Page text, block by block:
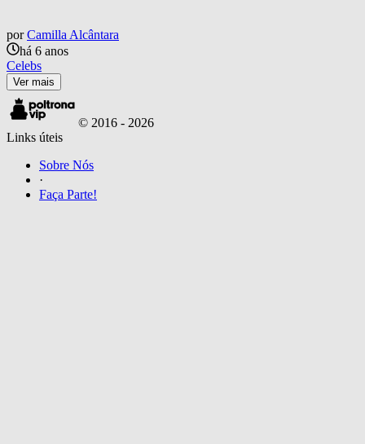
por Camilla Alcântara
há 6 anos
Celebs
Ver mais
© 2016 - 2026
Links úteis
Sobre Nós
·
Faça Parte!